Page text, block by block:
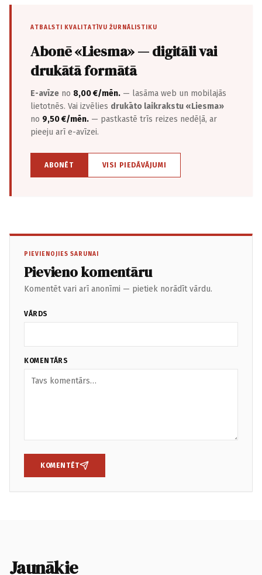
ATBALSTI KVALITATĪVU ŽURNĀLISTIKU
Abonē «Liesma» — digitāli vai
drukātā formātā
E-avīze no 8,00 €/mēn. — lasāma web un mobilajās
lietotnēs. Vai izvēlies drukāto laikrakstu «Liesma»
no 9,50 €/mēn. — pastkastē trīs reizes nedēļā, ar
pieeju arī e-avīzei.
ABONĒT VISI PIEDĀVĀJUMI
PIEVIENOJIES SARUNAI
Pievieno komentāru
Komentēt vari arī anonīmi — pietiek norādīt vārdu.
VĀRDS
KOMENTĀRS
KOMENTĒT
Jaunākie